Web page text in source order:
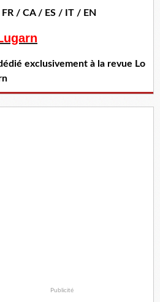
/ CA / ES / IT / EN
exclusivement à la revue Lo
Publicité